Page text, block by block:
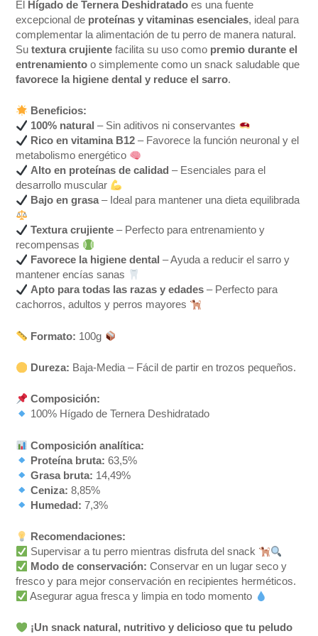
El Hígado de Ternera Deshidratado es una fuente
excepcional de proteínas y vitaminas esenciales, ideal para
complementar la alimentación de tu perro de manera natural.
Sutextura crujiente facilita su uso como premio durante el
entrenamiento o simplemente como un snack saludable que
favorece la higiene dental y reduce el sarro.
Beneficios:
100% natural – Sin aditivos ni conservantes
Rico en vitamina B12 – Favorece la función neuronal y el
metabolismo energético
Alto en proteínas de calidad – Esenciales para el
desarrollo muscular
Bajo en grasa– Ideal para mantener una dieta equilibrada
Textura crujiente – Perfecto para entrenamiento y
recompensas
Favorece la higiene dental – Ayuda a reducir el sarro y
mantener encías sanas
Apto para todas las razas y edades – Perfecto para
cachorros, adultos y perros mayores
Formato: 100g
Dureza: Baja-Media – Fácil de partir en trozos pequeños.
Composición:
100% Hígado de Ternera Deshidratado
Composición analítica:
Proteína bruta: 63,5%
Grasa bruta: 14,49%
Ceniza: 8,85%
Humedad: 7,3%
Recomendaciones:
Supervisar a tu perro mientras disfruta del snack
Modo de conservación: Conservar en un lugar seco y
fresco y para mejor conservación en recipientes herméticos.
Asegurar agua fresca y limpia en todo momento
¡Un snack natural, nutritivo y delicioso que tu peludo